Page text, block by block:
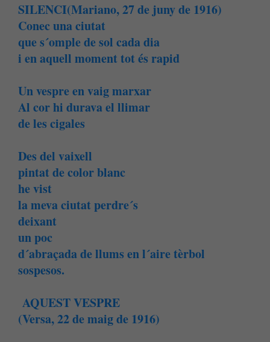
SILENCI(Mariano, 27 de juny de 1916)
Conec una ciutat
que s´omple de sol cada dia
i en aquell moment tot és rapid
Un vespre en vaig marxar
Al cor hi durava el llimar
de les cigales
Des del vaixell
pintat de color blanc
he vist
la meva ciutat perdre´s
deixant
un poc
d´abraçada de llums en l´aire tèrbol
sospesos.
AQUEST VESPRE
(Versa, 22 de maig de 1916)